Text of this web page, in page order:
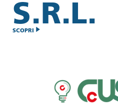
S.R.L.
SCOPRI